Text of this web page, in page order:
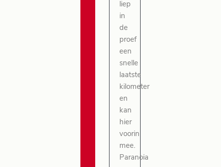
liep
in
de
proef
een
snelle
laatste
kilometer
en
kan
hier
voorin
mee.
Paranoia